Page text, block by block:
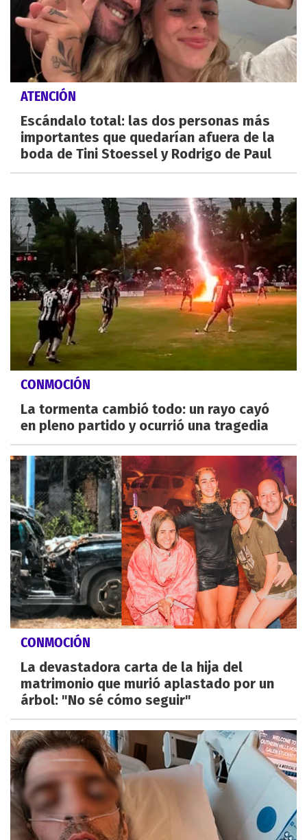
ATENCIÓN
Escándalo total: las dos personas más
importantes que quedarían afuera de la
boda de Tini Stoessel y Rodrigo de Paul
CONMOCIÓN
La tormenta cambió todo: un rayo cayó
en pleno partido y ocurrió una tragedia
CONMOCIÓN
La devastadora carta de la hija del
matrimonio que murió aplastado por un
árbol: "No sé cómo seguir"